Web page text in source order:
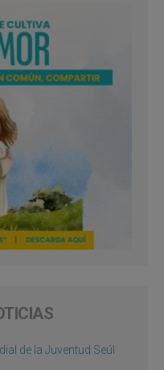
de la Juventud Seúl